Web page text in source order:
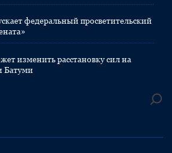
федеральный просветительский
изменить расстановку сил на
Батуми